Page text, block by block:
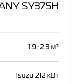
SY375H
1.9-2.3 м³
Isuzu 212 кВт